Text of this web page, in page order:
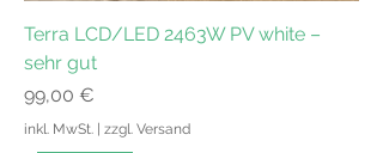
Terra LCD/LED 2463W PV white –
sehr gut
Preis
99,00 €
inkl. MwSt. | zzgl. Versand